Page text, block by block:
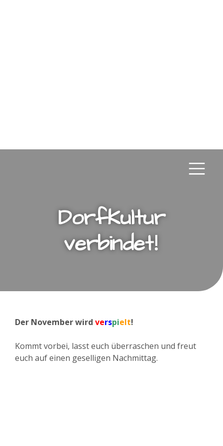
DorfKultur
verbindet!
Der November wird verspielt!
Kommt vorbei, lasst euch überraschen und freut
euch auf einen geselligen Nachmittag.